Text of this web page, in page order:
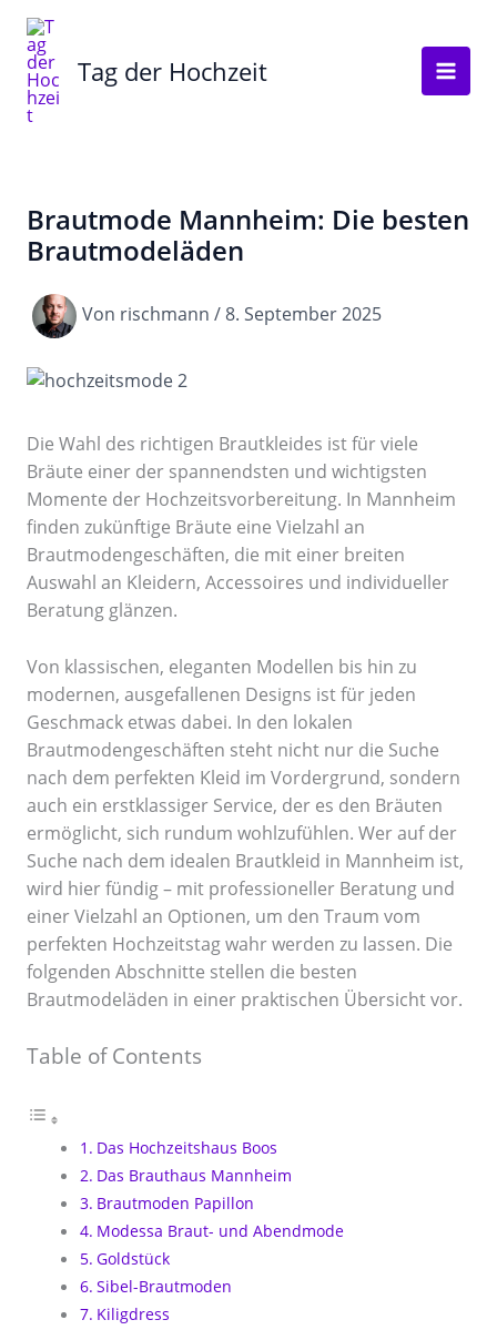
Zum
Inhalt
springen
Tag der Hochzeit
Brautmode Mannheim: Die besten
Brautmodeläden
Von rischmann /8. September 2025
Die Wahl des richtigen Brautkleides ist für viele
Bräute einer der spannendsten und wichtigsten
Momente der Hochzeitsvorbereitung. In Mannheim
finden zukünftige Bräute eine Vielzahl an
Brautmodengeschäften, die mit einer breiten
Auswahl an Kleidern, Accessoires und individueller
Beratung glänzen.
Von klassischen, eleganten Modellen bis hin zu
modernen, ausgefallenen Designs ist für jeden
Geschmack etwas dabei. In den lokalen
Brautmodengeschäften steht nicht nur die Suche
nach dem perfekten Kleid im Vordergrund, sondern
auch ein erstklassiger Service, der es den Bräuten
ermöglicht, sich rundum wohlzufühlen. Wer auf der
Suche nach dem idealen Brautkleid in Mannheim ist,
wird hier fündig – mit professioneller Beratung und
einer Vielzahl an Optionen, um den Traum vom
perfekten Hochzeitstag wahr werden zu lassen. Die
folgenden Abschnitte stellen die besten
Brautmodeläden in einer praktischen Übersicht vor.
Table of Contents
Das Hochzeitshaus Boos
Das Brauthaus Mannheim
Brautmoden Papillon
Modessa Braut- und Abendmode
Goldstück
Sibel-Brautmoden
Kiligdress